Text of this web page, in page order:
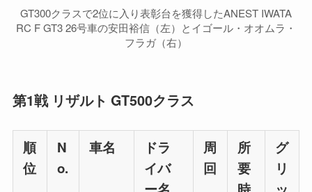
GT300クラスで2位に入り表彰台を獲得したANEST IWATA
RC F GT3 26号車の安田裕信（左）とイゴール・オオムラ・
フラガ（右）
第1戦 リザルト GT500クラス
順
位
N
o.
車名
ドラ
イバ
周
回
所
要
グ
リ